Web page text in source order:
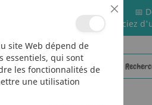
📅
🚚 Bénéficiez
Cookie
Bar
site Web dépend de
essentiels, qui sont
les fonctionnalités de
une utilisation